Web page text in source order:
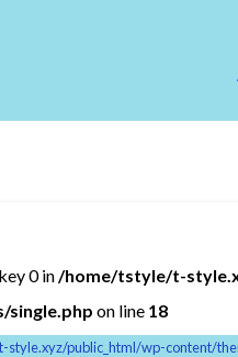
0 in/home/tstyle/t-
single.php on line 18
public_html/wp-content/